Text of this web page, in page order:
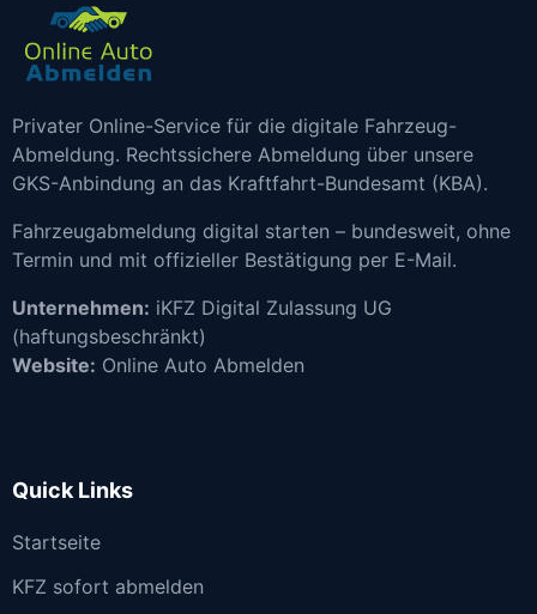
Privater Online-Service für die digitale Fahrzeug-
Abmeldung. Rechtssichere Abmeldung über unsere
GKS-Anbindung an das Kraftfahrt-Bundesamt (KBA).
Fahrzeugabmeldung digital starten – bundesweit, ohne
Termin und mit offizieller Bestätigung per E-Mail.
Unternehmen: iKFZ Digital Zulassung UG
(haftungsbeschränkt)
Website: Online Auto Abmelden
Quick Links
Startseite
KFZ sofort abmelden